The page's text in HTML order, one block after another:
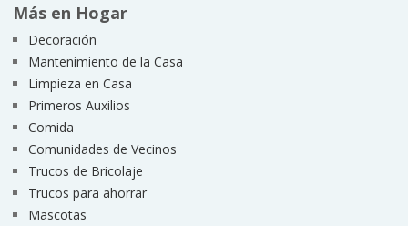
Más en Hogar
Decoración
Mantenimiento de la Casa
Limpieza en Casa
Primeros Auxilios
Comida
Comunidades de Vecinos
Trucos de Bricolaje
Trucos para ahorrar
Mascotas